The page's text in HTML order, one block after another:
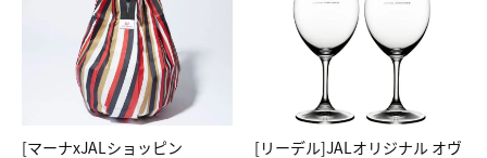
[マーナxJALショッピン
[リーデル]JALオリジナル オヴ